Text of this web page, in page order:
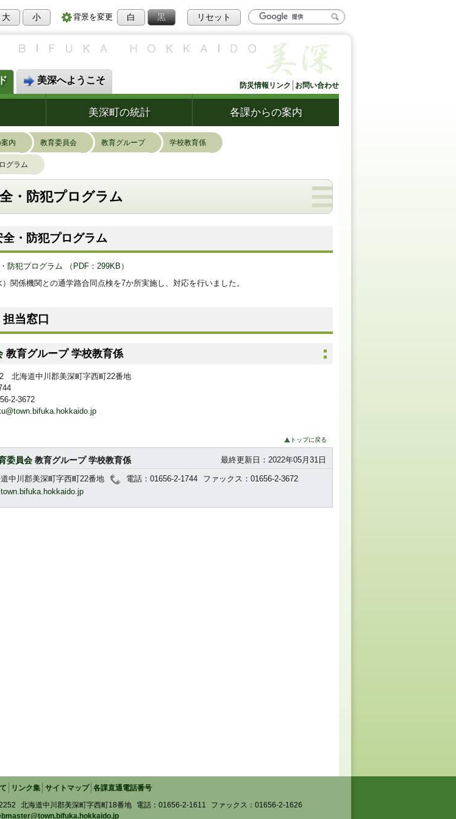
大 小 背景を変更 白 黒 リセット
防災情報リンク お問い合わせ
美深へようこそ
美深町の統計 各課からの案内
内 教育委員会 教育グループ 学校教育係
グラム
・防犯プログラム
・防犯プログラム
防犯プログラム （PDF：299KB）
関係機関との通学路合同点検を7か所実施し、対応を行いました。
当窓口
教育グループ 学校教育係
北海道中川郡美深町字西町22番地
2-3672
トップに戻る
最終更新日：2022年05月31日
委員会 教育グループ 学校教育係
中川郡美深町字西町22番地 電話：01656-2-1744
ファックス：01656-2-3672
リンク集 サイトマップ 各課直通電話番号
北海道中川郡美深町字西町18番地 電話：01656-2-1611
ファックス：01656-2-1626